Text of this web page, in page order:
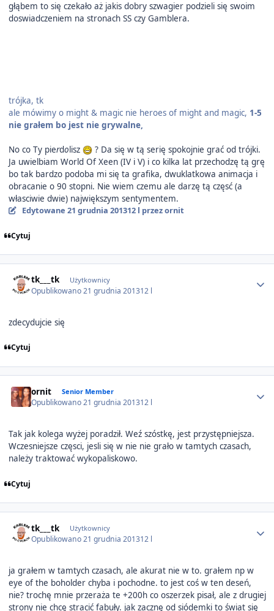
głąbem to się czekało aż jakis dobry szwagier podzieli się swoim
doswiadczeniem na stronach SS czy Gamblera.
trójka, tk
ale mówimy o might & magic nie heroes of might and magic, 1-5
nie grałem bo jest nie grywalne,
No co Ty pierdolisz
? Da się w tą serię spokojnie grać od trójki.
Ja uwielbiam World Of Xeen (IV i V) i co kilka lat przechodzę tą grę
bo tak bardzo podoba mi się ta grafika, dwuklatkowa animacja i
obracanie o 90 stopni. Nie wiem czemu ale darzę tą częsć (a
własciwie dwie) największym sentymentem.
Edytowane 21 grudnia 201312 l przez ornit
Cytuj
tk___tk Użytkownicy
Opublikowano21 grudnia 201312 l
zdecydujcie się
Cytuj
ornit Senior Member
Opublikowano21 grudnia 201312 l
Tak jak kolega wyżej poradził. Weź szóstkę, jest przystępniejsza.
Wczesniejsze częsci, jesli się w nie nie grało w tamtych czasach,
należy traktować wykopaliskowo.
Cytuj
tk___tk Użytkownicy
Opublikowano21 grudnia 201312 l
ja grałem w tamtych czasach, ale akurat nie w to. grałem np w
eye of the boholder chyba i pochodne. to jest coś w ten deseń,
nie? trochę mnie przeraża te +200h co oszerzek pisał, ale z drugiej
strony nie chcę stracić fabuły. jak zacznę od siódemki to świat się